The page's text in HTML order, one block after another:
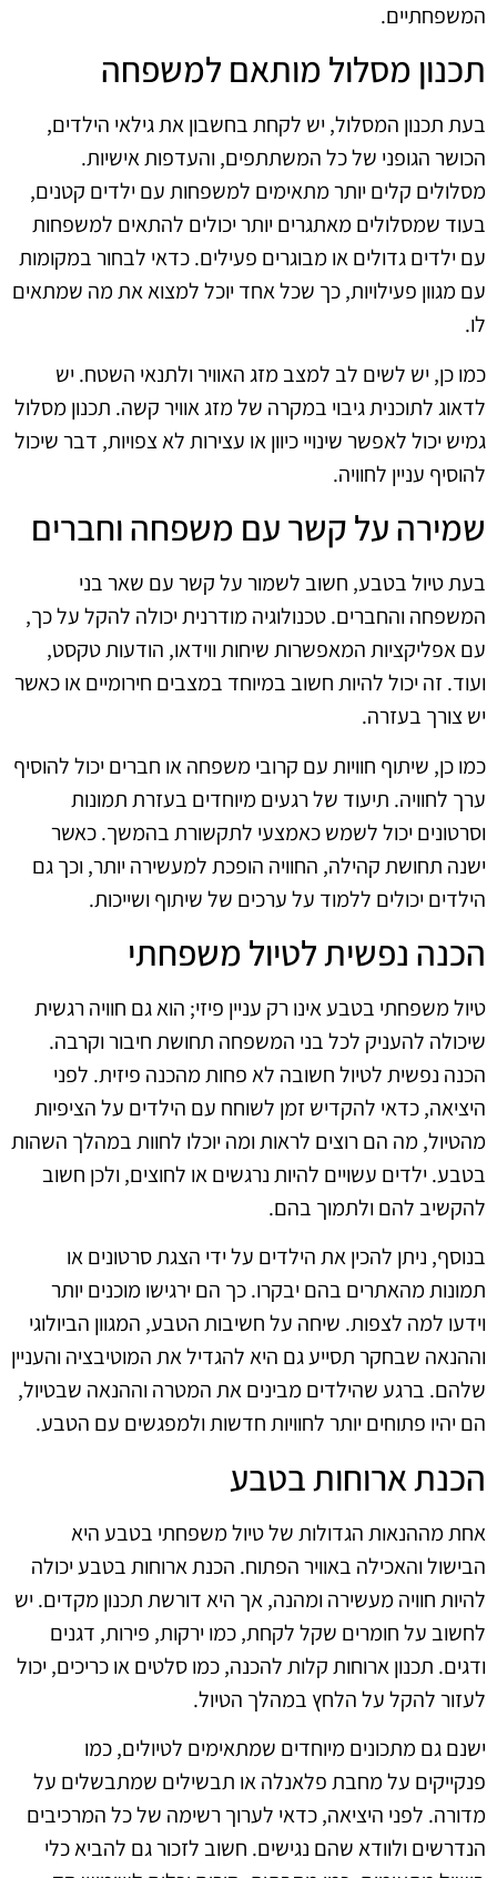
המשפחתיים.
תכנון מסלול מותאם למשפחה
בעת תכנון המסלול, יש לקחת בחשבון את גילאי הילדים,
הכושר הגופני של כל המשתתפים, והעדפות אישיות.
מסלולים קלים יותר מתאימים למשפחות עם ילדים קטנים,
בעוד שמסלולים מאתגרים יותר יכולים להתאים למשפחות
עם ילדים גדולים או מבוגרים פעילים. כדאי לבחור במקומות
עם מגוון פעילויות, כך שכל אחד יוכל למצוא את מה שמתאים
לו.
כמו כן, יש לשים לב למצב מזג האוויר ולתנאי השטח. יש
לדאוג לתוכנית גיבוי במקרה של מזג אוויר קשה. תכנון מסלול
גמיש יכול לאפשר שינויי כיוון או עצירות לא צפויות, דבר שיכול
להוסיף עניין לחוויה.
שמירה על קשר עם משפחה וחברים
בעת טיול בטבע, חשוב לשמור על קשר עם שאר בני
המשפחה והחברים. טכנולוגיה מודרנית יכולה להקל על כך,
עם אפליקציות המאפשרות שיחות ווידאו, הודעות טקסט,
ועוד. זה יכול להיות חשוב במיוחד במצבים חירומיים או כאשר
יש צורך בעזרה.
כמו כן, שיתוף חוויות עם קרובי משפחה או חברים יכול להוסיף
ערך לחוויה. תיעוד של רגעים מיוחדים בעזרת תמונות
וסרטונים יכול לשמש כאמצעי לתקשורת בהמשך. כאשר
ישנה תחושת קהילה, החוויה הופכת למעשירה יותר, וכך גם
הילדים יכולים ללמוד על ערכים של שיתוף ושייכות.
הכנה נפשית לטיול משפחתי
טיול משפחתי בטבע אינו רק עניין פיזי; הוא גם חוויה רגשית
שיכולה להעניק לכל בני המשפחה תחושת חיבור וקרבה.
הכנה נפשית לטיול חשובה לא פחות מהכנה פיזית. לפני
היציאה, כדאי להקדיש זמן לשוחח עם הילדים על הציפיות
מהטיול, מה הם רוצים לראות ומה יוכלו לחוות במהלך השהות
בטבע. ילדים עשויים להיות נרגשים או לחוצים, ולכן חשוב
להקשיב להם ולתמוך בהם.
בנוסף, ניתן להכין את הילדים על ידי הצגת סרטונים או
תמונות מהאתרים בהם יבקרו. כך הם ירגישו מוכנים יותר
וידעו למה לצפות. שיחה על חשיבות הטבע, המגוון הביולוגי
וההנאה שבחקר תסייע גם היא להגדיל את המוטיבציה והעניין
שלהם. ברגע שהילדים מבינים את המטרה וההנאה שבטיול,
הם יהיו פתוחים יותר לחוויות חדשות ולמפגשים עם הטבע.
הכנת ארוחות בטבע
אחת מההנאות הגדולות של טיול משפחתי בטבע היא
הבישול והאכילה באוויר הפתוח. הכנת ארוחות בטבע יכולה
להיות חוויה מעשירה ומהנה, אך היא דורשת תכנון מקדים. יש
לחשוב על חומרים שקל לקחת, כמו ירקות, פירות, דגנים
ודגים. תכנון ארוחות קלות להכנה, כמו סלטים או כריכים, יכול
לעזור להקל על הלחץ במהלך הטיול.
ישנם גם מתכונים מיוחדים שמתאימים לטיולים, כמו
פנקייקים על מחבת פלאנלה או תבשילים שמתבשלים על
מדורה. לפני היציאה, כדאי לערוך רשימה של כל המרכיבים
הנדרשים ולוודא שהם נגישים. חשוב לזכור גם להביא כלי